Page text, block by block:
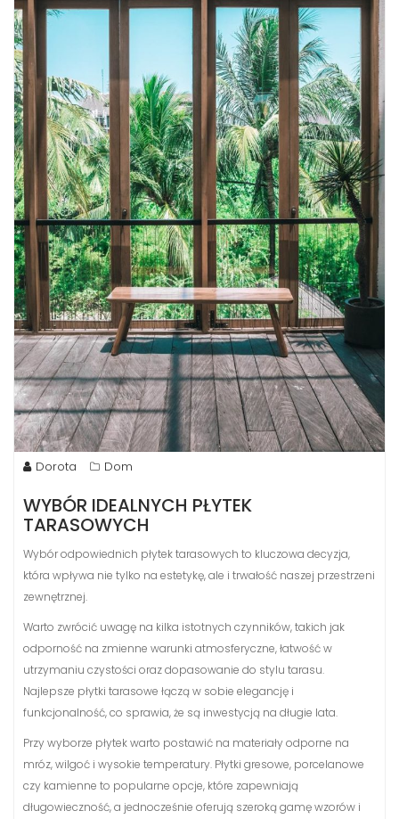
Dorota Dom
WYBÓR IDEALNYCH PŁYTEK
TARASOWYCH
Wybór odpowiednich płytek tarasowych to kluczowa decyzja,
która wpływa nie tylko na estetykę, ale i trwałość naszej przestrzeni
zewnętrznej.
Warto zwrócić uwagę na kilka istotnych czynników, takich jak
odporność na zmienne warunki atmosferyczne, łatwość w
utrzymaniu czystości oraz dopasowanie do stylu tarasu.
Najlepsze płytki tarasowe łączą w sobie elegancję i
funkcjonalność, co sprawia, że są inwestycją na długie lata.
Przy wyborze płytek warto postawić na materiały odporne na
mróz, wilgoć i wysokie temperatury. Płytki gresowe, porcelanowe
czy kamienne to popularne opcje, które zapewniają
długowieczność, a jednocześnie oferują szeroką gamę wzorów i